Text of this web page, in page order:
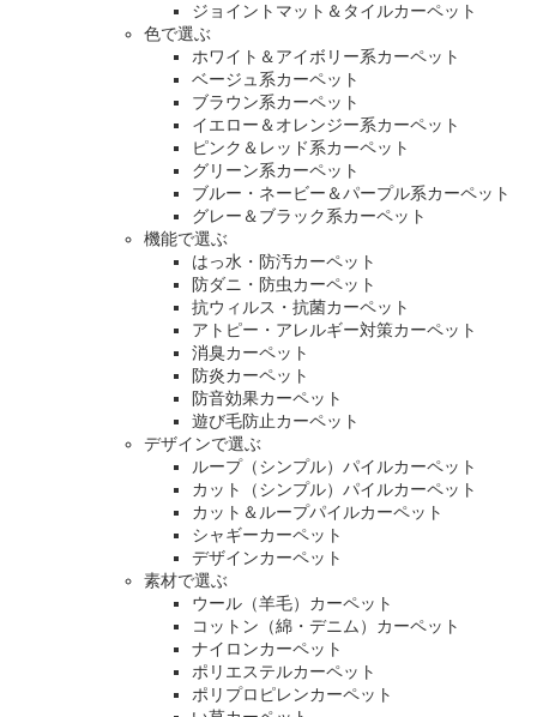
ジョイントマット＆タイルカーペット
色で選ぶ
ホワイト＆アイボリー系カーペット
ベージュ系カーペット
ブラウン系カーペット
イエロー＆オレンジー系カーペット
ピンク＆レッド系カーペット
グリーン系カーペット
ブルー・ネービー＆パープル系カーペット
グレー＆ブラック系カーペット
機能で選ぶ
はっ水・防汚カーペット
防ダニ・防虫カーペット
抗ウィルス・抗菌カーペット
アトピー・アレルギー対策カーペット
消臭カーペット
防炎カーペット
防音効果カーペット
遊び毛防止カーペット
デザインで選ぶ
ループ（シンプル）パイルカーペット
カット（シンプル）パイルカーペット
カット＆ループパイルカーペット
シャギーカーペット
デザインカーペット
素材で選ぶ
ウール（羊毛）カーペット
コットン（綿・デニム）カーペット
ナイロンカーペット
ポリエステルカーペット
ポリプロピレンカーペット